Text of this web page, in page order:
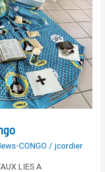
CONGO / jcordier
LIES A